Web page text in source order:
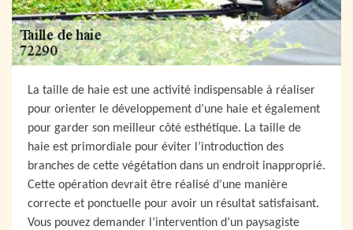
La taille de haie est une activité indispensable à réaliser
pour orienter le développement d’une haie et également
pour garder son meilleur côté esthétique. La taille de
haie est primordiale pour éviter l’introduction des
branches de cette végétation dans un endroit inapproprié.
Cette opération devrait être réalisé d’une manière
correcte et ponctuelle pour avoir un résultat satisfaisant.
Vous pouvez demander l’intervention d’un paysagiste